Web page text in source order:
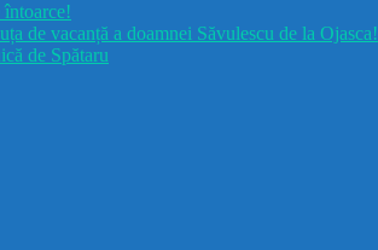
de vacanță a doamnei Săvulescu de la Ojasca!
de Spătaru